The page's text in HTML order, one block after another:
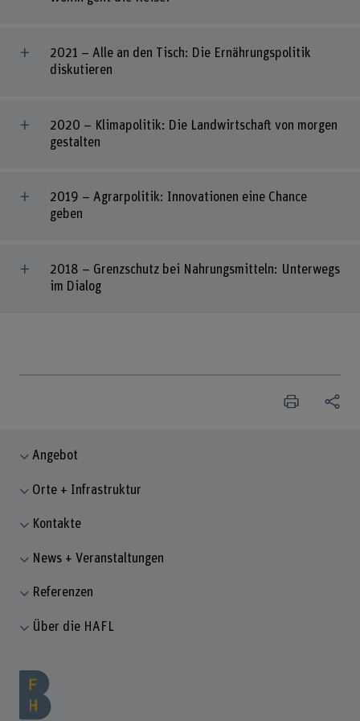
2021 – Alle an den Tisch: Die Ernährungspolitik
diskutieren
2020 – Klimapolitik: Die Landwirtschaft von morgen
gestalten
2019 – Agrarpolitik: Innovationen eine Chance
geben
2018 – Grenzschutz bei Nahrungsmitteln: Unterwegs
im Dialog
Angebot
Orte + Infrastruktur
Kontakte
News + Veranstaltungen
Referenzen
Über die HAFL